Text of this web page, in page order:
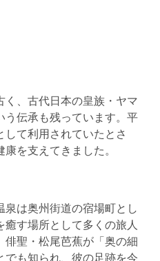
、古代日本の皇族・ヤマ
う伝承も残っています。平
て利用されていたとさ
を支えてきました。
は奥州街道の宿場町とし
す場所として多くの旅人
聖・松尾芭蕉が「奥の細
も知られ、彼の足跡を今